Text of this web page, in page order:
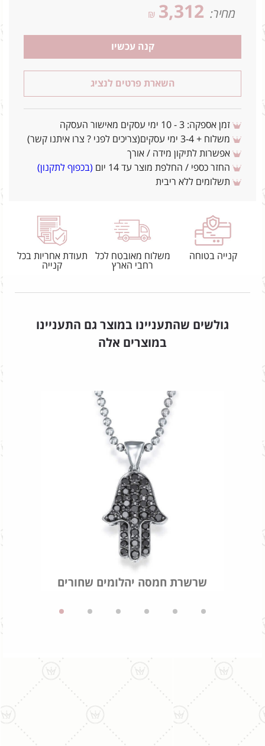
מחיר: 3,312
₪
קנה עכשיו
השארת פרטים לנציג
זמן אספקה: 3 - 10 ימי עסקים מאישור העסקה
משלוח + 3-4 ימי עסקים(צריכים לפני ? צרו איתנו קשר)
אפשרות לתיקון מידה / אורך
החזר כספי / החלפת מוצר עד 14 יום
(בכפוף לתקנון)
תשלומים ללא ריבית
קנייה בטוחה
משלוח מאובטח לכל
רחבי הארץ
תעודת אחריות בכל
קנייה
גולשים שהתעניינו במוצר גם התעניינו
במוצרים אלה
שרשרת חמסה יהלומים שחורים